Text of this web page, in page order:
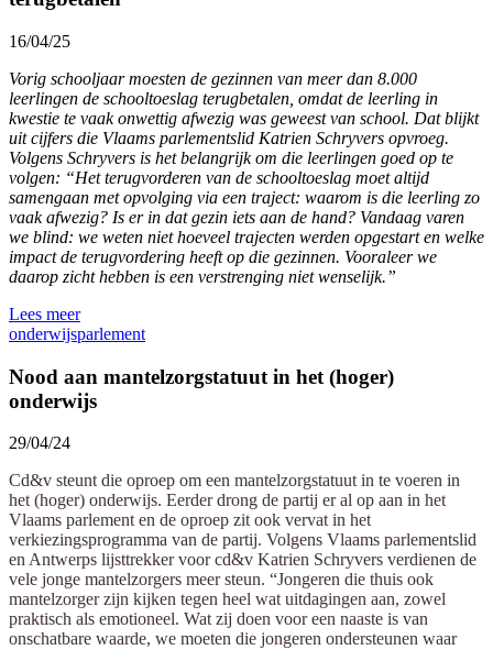
16/04/25
Vorig schooljaar moesten de gezinnen van meer dan 8.000
leerlingen de schooltoeslag terugbetalen, omdat de leerling in
kwestie te vaak onwettig afwezig was geweest van school. Dat blijkt
uit cijfers die Vlaams parlementslid Katrien Schryvers opvroeg.
Volgens Schryvers is het belangrijk om die leerlingen goed op te
volgen: “Het terugvorderen van de schooltoeslag moet altijd
samengaan met opvolging via een traject: waarom is die leerling zo
vaak afwezig? Is er in dat gezin iets aan de hand? Vandaag varen
we blind: we weten niet hoeveel trajecten werden opgestart en welke
impact de terugvordering heeft op die gezinnen. Vooraleer we
daarop zicht hebben is een verstrenging niet wenselijk.”
Lees meer
onderwijsparlement
Nood aan mantelzorgstatuut in het (hoger)
onderwijs
29/04/24
Cd&v steunt die oproep om een mantelzorgstatuut in te voeren in
het (hoger) onderwijs. Eerder drong de partij er al op aan in het
Vlaams parlement en de oproep zit ook vervat in het
verkiezingsprogramma van de partij. Volgens Vlaams parlementslid
en Antwerps lijsttrekker voor cd&v Katrien Schryvers verdienen de
vele jonge mantelzorgers meer steun. “Jongeren die thuis ook
mantelzorger zijn kijken tegen heel wat uitdagingen aan, zowel
praktisch als emotioneel. Wat zij doen voor een naaste is van
onschatbare waarde, we moeten die jongeren ondersteunen waar